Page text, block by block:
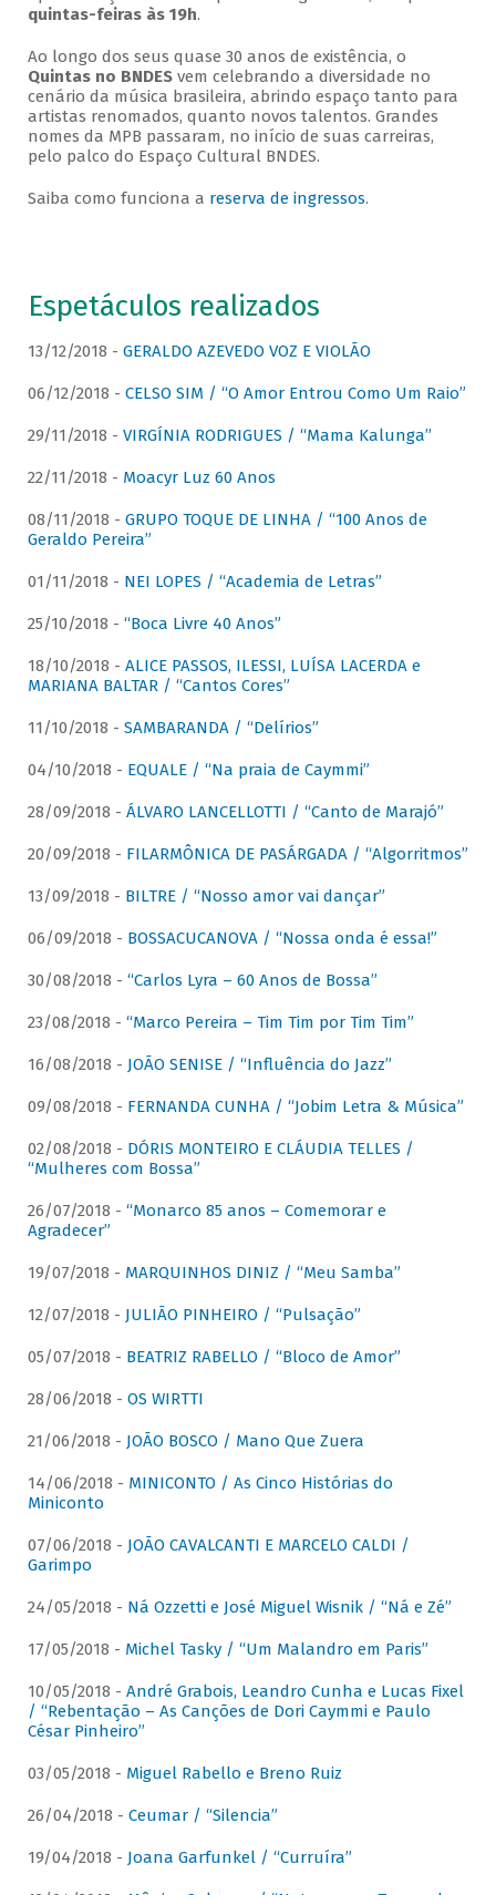
quintas-feiras às 19h.
Ao longo dos seus quase 30 anos de existência, o
Quintas no BNDESvem celebrando a diversidade no
cenário da música brasileira, abrindo espaço tanto para
artistas renomados, quanto novos talentos. Grandes
nomes da MPB passaram, no início de suas carreiras,
pelo palco do Espaço Cultural BNDES.
Saiba como funciona a reserva de ingressos.
Espetáculos realizados
13/12/2018 - GERALDO AZEVEDO VOZ E VIOLÃO
06/12/2018 - CELSO SIM / “O Amor Entrou Como Um Raio”
29/11/2018 - VIRGÍNIA RODRIGUES / “Mama Kalunga”
22/11/2018 - Moacyr Luz 60 Anos
08/11/2018 - GRUPO TOQUE DE LINHA / “100 Anos de
Geraldo Pereira”
01/11/2018 - NEI LOPES / “Academia de Letras”
25/10/2018 - “Boca Livre 40 Anos”
18/10/2018 - ALICE PASSOS, ILESSI, LUÍSA LACERDA e
MARIANA BALTAR / “Cantos Cores”
11/10/2018 - SAMBARANDA / “Delírios”
04/10/2018 - EQUALE / “Na praia de Caymmi”
28/09/2018 - ÁLVARO LANCELLOTTI / “Canto de Marajó”
20/09/2018 - FILARMÔNICA DE PASÁRGADA / “Algorritmos”
13/09/2018 - BILTRE / “Nosso amor vai dançar”
06/09/2018 - BOSSACUCANOVA / “Nossa onda é essa!”
30/08/2018 - “Carlos Lyra – 60 Anos de Bossa”
23/08/2018 - “Marco Pereira – Tim Tim por Tim Tim”
16/08/2018 - JOÃO SENISE / “Influência do Jazz”
09/08/2018 - FERNANDA CUNHA / “Jobim Letra & Música”
02/08/2018 - DÓRIS MONTEIRO E CLÁUDIA TELLES /
“Mulheres com Bossa”
26/07/2018 - “Monarco 85 anos – Comemorar e
Agradecer”
19/07/2018 - MARQUINHOS DINIZ / “Meu Samba”
12/07/2018 - JULIÃO PINHEIRO / “Pulsação”
05/07/2018 - BEATRIZ RABELLO / “Bloco de Amor”
28/06/2018 - OS WIRTTI
21/06/2018 - JOÃO BOSCO / Mano Que Zuera
14/06/2018 - MINICONTO / As Cinco Histórias do
Miniconto
07/06/2018 - JOÃO CAVALCANTI E MARCELO CALDI /
Garimpo
24/05/2018 - Ná Ozzetti e José Miguel Wisnik / “Ná e Zé”
17/05/2018 - Michel Tasky / “Um Malandro em Paris”
10/05/2018 - André Grabois, Leandro Cunha e Lucas Fixel
/ “Rebentação – As Canções de Dori Caymmi e Paulo
César Pinheiro”
03/05/2018 - Miguel Rabello e Breno Ruiz
26/04/2018 - Ceumar / “Silencia”
19/04/2018 - Joana Garfunkel / “Curruíra”